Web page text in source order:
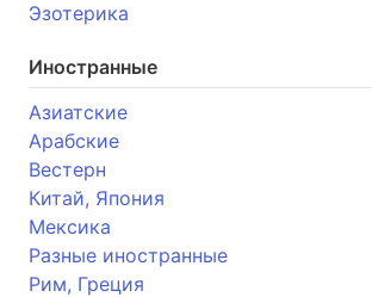
Эзотерика
Иностранные
Азиатские
Арабские
Вестерн
Китай, Япония
Мексика
Разные иностранные
Рим, Греция